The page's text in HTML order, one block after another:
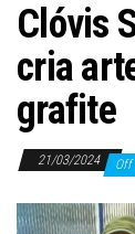
Clóvis
cria
grafite
21/03/2024 Off